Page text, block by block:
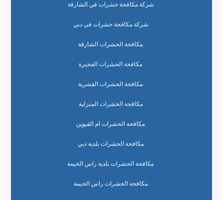
شركة مكافحة حشرات في الشارقة
شركة مكافحة حشرات في دبي
مكافحة الحشرات الشارقة
مكافحة الحشرات الفجيرة
مكافحة الحشرات القشرية
مكافحة الحشرات المنزلية
مكافحة الحشرات ام القيوين
مكافحة الحشرات بلدية دبي
مكافحة الحشرات بلدية راس الخيمة
مكافحة الحشرات راس الخيمة